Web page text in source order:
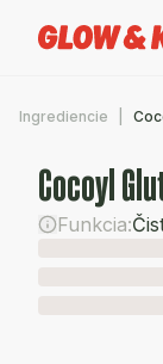
Ingrediencie
Cocoyl
Funkcia: